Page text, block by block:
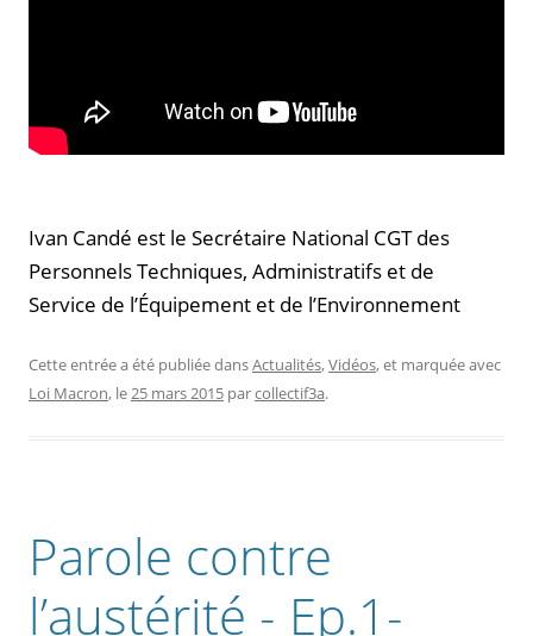
Ivan Candé est le Secrétaire National CGT des
Personnels Techniques, Administratifs et de
Service de l’Équipement et de l’Environnement
Cette entrée a été publiée dansActualités,Vidéos, et marquée avec
Loi Macron, le 25 mars 2015 parcollectif3a.
Parole contre
l’austérité - Ep.1-